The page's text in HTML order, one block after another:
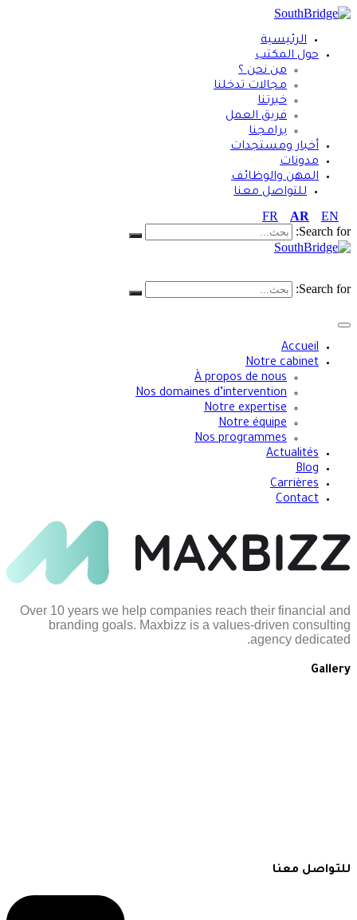
الرئيسية
حول المكتب
من نحن ؟
مجالات تدخلنا
خبرتنا
فريق العمل
برامجنا
أخبار ومستجدات
مدونات
المهن والوظائف
للتواصل معنا
FR AR
EN
Search for:
FR
AR EN
Search for:
Accueil
Notre cabinet
À propos de nous
Nos domaines d’intervention
Notre expertise
Notre équipe
Nos programmes
Actualités
Blog
Carrières
Contact
Over 10 years we help companies reach their financial and
branding goals. Maxbizz is a values-driven consulting
agency dedicated.
Gallery
للتواصل معنا